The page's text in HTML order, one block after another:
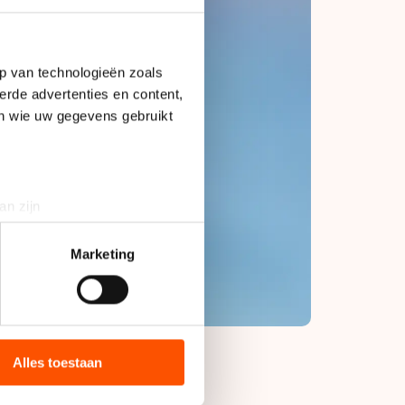
van technologieën zoals
advertenties en content,
wie uw gegevens gebruikt
zijn
detailgedeeltein. U kunt uw
advertenties en
zij hebben verzameld via
de VS, waar mogelijk geen
Marketing
Alles toestaan